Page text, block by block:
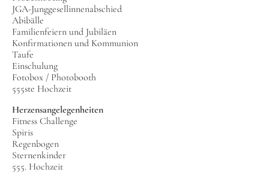
JGA-Junggesellinnenabschied
Abibälle
Familienfeiern und Jubiläen
Konfirmationen und Kommunion
Taufe
Einschulung
Fotobox / Photobooth
555ste Hochzeit
Herzensangelegenheiten
Fitness Challenge
Spiris
Regenbogen
Sternenkinder
555. Hochzeit